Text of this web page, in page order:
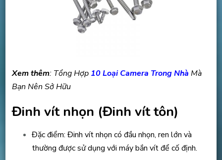
Xem thêm: Tổng Hợp 10 Loại Camera Trong Nhà Mà
Bạn Nên Sở Hữu
Đinh vít nhọn (Đinh vít tôn)
Đặc điểm: Đinh vít nhọn có đầu nhọn, ren lớn và
thường được sử dụng với máy bắn vít để cố định.